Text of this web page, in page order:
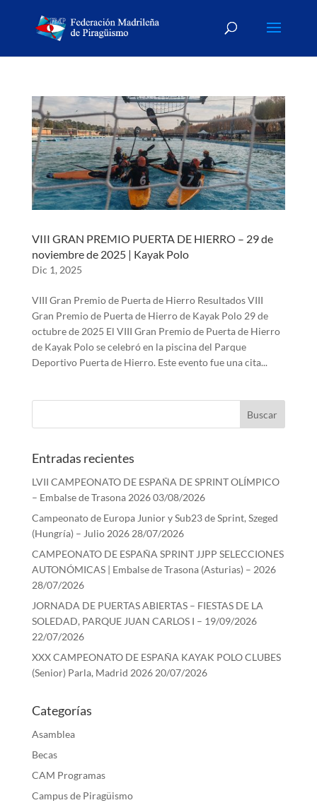
VIII GRAN PREMIO PUERTA DE HIERRO – 29 de
noviembre de 2025 | Kayak Polo
Dic 1, 2025
VIII Gran Premio de Puerta de Hierro Resultados VIII
Gran Premio de Puerta de Hierro de Kayak Polo 29 de
octubre de 2025 El VIII Gran Premio de Puerta de Hierro
de Kayak Polo se celebró en la piscina del Parque
Deportivo Puerta de Hierro. Este evento fue una cita...
Entradas recientes
LVII CAMPEONATO DE ESPAÑA DE SPRINT OLÍMPICO
– Embalse de Trasona 202603/08/2026
Campeonato de Europa Junior y Sub23 de Sprint, Szeged
(Hungría) – Julio 2026 28/07/2026
CAMPEONATO DE ESPAÑA SPRINT JJPP SELECCIONES
AUTONÓMICAS | Embalse de Trasona (Asturias) – 2026
28/07/2026
JORNADA DE PUERTAS ABIERTAS – FIESTAS DE LA
SOLEDAD, PARQUE JUAN CARLOS I – 19/09/2026
22/07/2026
XXX CAMPEONATO DE ESPAÑA KAYAK POLO CLUBES
(Senior) Parla, Madrid 2026 20/07/2026
Categorías
Asamblea
Becas
CAM Programas
Campus de Piragüismo